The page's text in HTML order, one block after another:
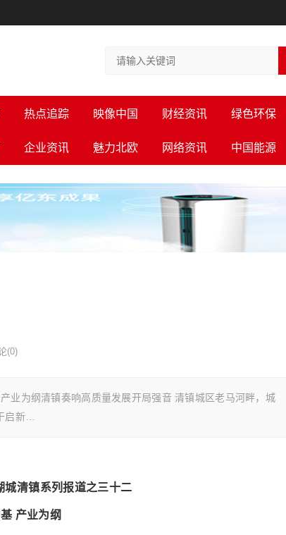
热点追踪 映像中国 财经资讯 绿色环保
企业资讯 魅力北欧 网络资讯 中国能源
(0)
业为纲清镇奏响高质量发展开局强音 清镇城区老马河畔，城
新…
城清镇系列报道之三十二
产业为纲